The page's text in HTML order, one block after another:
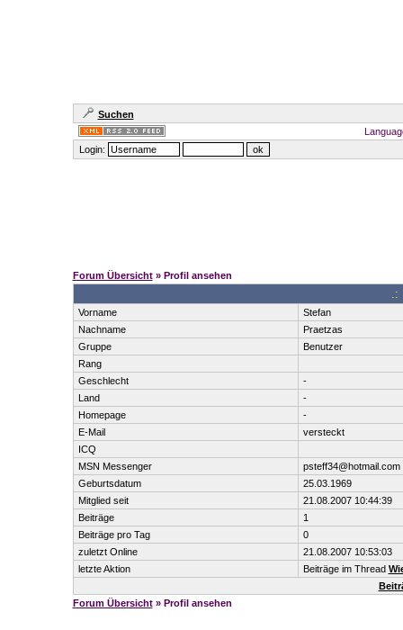
Suchen
Login:
Forum Übersicht» Profil ansehen
.:
Vorname
Stefan
Nachname
Praetzas
Gruppe
Benutzer
Rang
Geschlecht
-
Land
-
Homepage
-
E-Mail
versteckt
ICQ
MSN Messenger
psteff34@hotmail.com
Geburtsdatum
25.03.1969
Mitglied seit
21.08.2007 10:44:39
Beiträge
1
Beiträge pro Tag
0
zuletzt Online
21.08.2007 10:53:03
letzte Aktion
Beiträge im Thread
Forum Übersicht» Profil ansehen